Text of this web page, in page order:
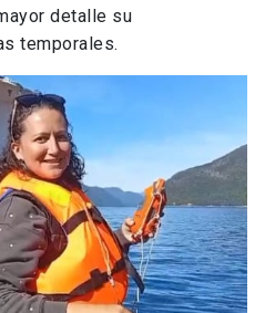
detalle su
temporales.